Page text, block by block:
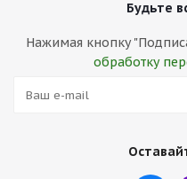
Будьте
Нажимая кнопку
обработку